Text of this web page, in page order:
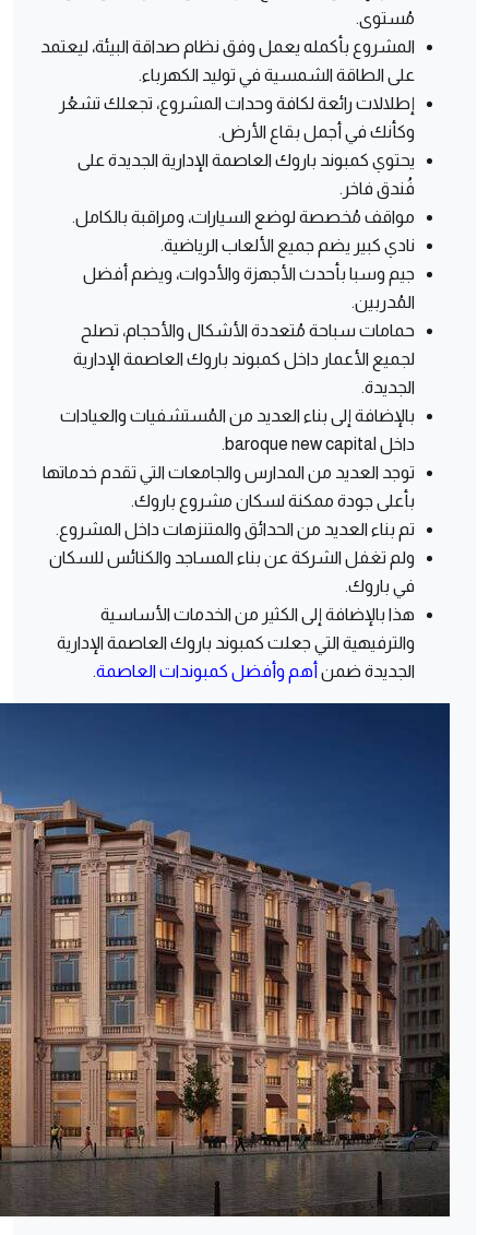
مُستوى.
المشروع بأكمله يعمل وفق نظام صداقة البيئة، ليعتمد
على الطاقة الشمسية في توليد الكهرباء.
إطلالات رائعة لكافة وحدات المشروع، تجعلك تشعُر
وكأنك في أجمل بقاع الأرض.
يحتوي كمبوند باروك العاصمة الإدارية الجديدة على
فُندق فاخر.
مواقف مُخصصة لوضع السيارات، ومراقبة بالكامل.
نادي كبير يضم جميع الألعاب الرياضية.
جيم وسبا بأحدث الأجهزة والأدوات، ويضم أفضل
المُدربين.
حمامات سباحة مُتعددة الأشكال والأحجام، تصلح
لجميع الأعمار داخل كمبوند باروك العاصمة الإدارية
الجديدة.
بالإضافة إلى بناء العديد من المُستشفيات والعيادات
داخل baroque new capital.
توجد العديد من المدارس والجامعات التي تقدم خدماتها
بأعلى جودة ممكنة لسكان مشروع باروك.
تم بناء العديد من الحدائق والمتنزهات داخل المشروع.
ولم تغفل الشركة عن بناء المساجد والكنائس للسكان
في باروك.
هذا بالإضافة إلى الكثير من الخدمات الأساسية
والترفيهية التي جعلت كمبوند باروك العاصمة الإدارية
الجديدة ضمن أهم وأفضل كمبوندات العاصمة.